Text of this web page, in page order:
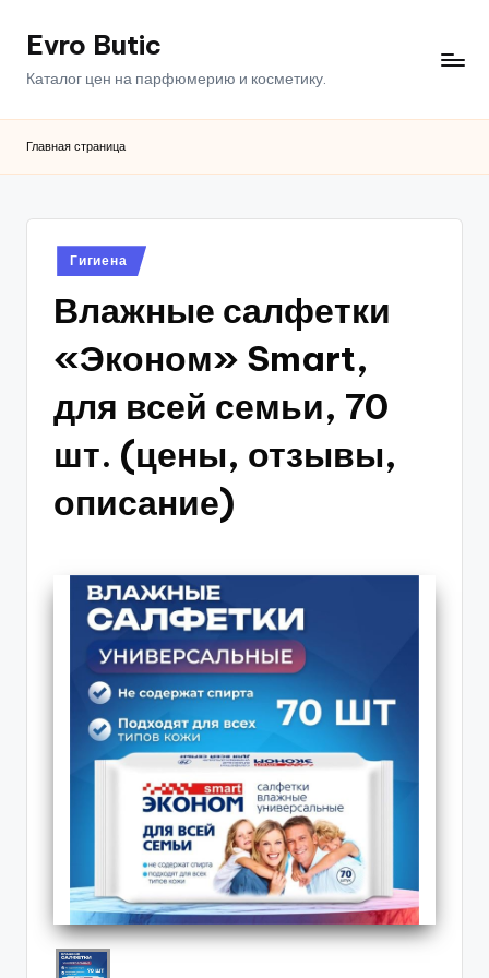
ПерейтиEvro Butic
Каталог цен на парфюмерию и косметику.
Главная страница
Опубликовано
в
Гигиена
Влажные салфетки
«Эконом» Smart,
для всей семьи, 70
шт. (цены, отзывы,
описание)